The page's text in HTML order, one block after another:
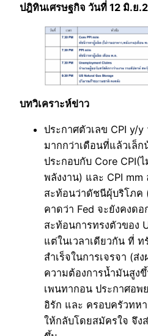
ปฎิทินเศรษฐกิจ วันที่ 12 มิ.ย
บทวิเคราะห์ข่าว
ประกาศตัวเลข CPI y/
มากกว่าเดือนที่แล้วเล็
ประกอบกับ Core CPI(
พลังงาน) และ CPI
สะท้อนว่าดัชนีผุ้บริโภค
คาดว่า Fed จะยังคงด
สะท้อนการทรงตัวของ
แต่ในเวลาเดียวกัน ที่
สำเร็จในการเจรจา (
ความต้องการน้ำมันสูง
เพนทากอน ประกาศอ
อิรัก และ ครอบครัวทห
ให้กลับโดยสมัครใจ จึง